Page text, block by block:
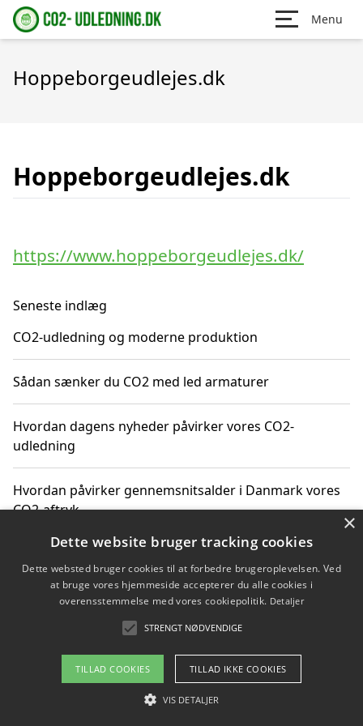
Menu
Hoppeborgeudlejes.dk
Hoppeborgeudlejes.dk
https://www.hoppeborgeudlejes.dk/
Seneste indlæg
CO2-udledning og moderne produktion
Sådan sænker du CO2 med led armaturer
Hvordan dagens nyheder påvirker vores CO2-
udledning
Hvordan påvirker gennemsnitsalder i Danmark vores
CO2-aftryk
Hvordan nyheder om CO2-udledning påvirker vores
hverdag
Om / kontakt
Blog Betingelser
×
Dette website bruger tracking cookies
Dette websted bruger cookies til at forbedre brugeroplevelsen. Ved
at bruge vores hjemmeside accepterer du alle cookies i
overensstemmelse med vores cookiepolitik. Detaljer
STRENGT NØDVENDIGE
TILLAD COOKIES TILLAD IKKE COOKIES
VIS DETALJER